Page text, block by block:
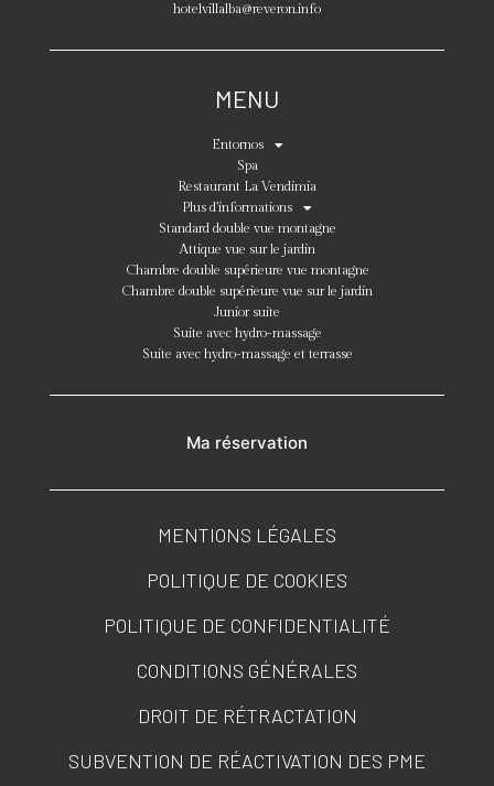
hotelvillalba@reveron.info
MENU
Entornos
Spa
Restaurant La Vendimia
Plus d’informations
Standard double vue montagne
Attique vue sur le jardin
Chambre double supérieure vue montagne
Chambre double supérieure vue sur le jardin
Junior suite
Suite avec hydro-massage
Suite avec hydro-massage et terrasse
Ma réservation
MENTIONS LÉGALES
POLITIQUE DE COOKIES
POLITIQUE DE CONFIDENTIALITÉ
CONDITIONS GÉNÉRALES
DROIT DE RÉTRACTATION
SUBVENTION DE RÉACTIVATION DES PME